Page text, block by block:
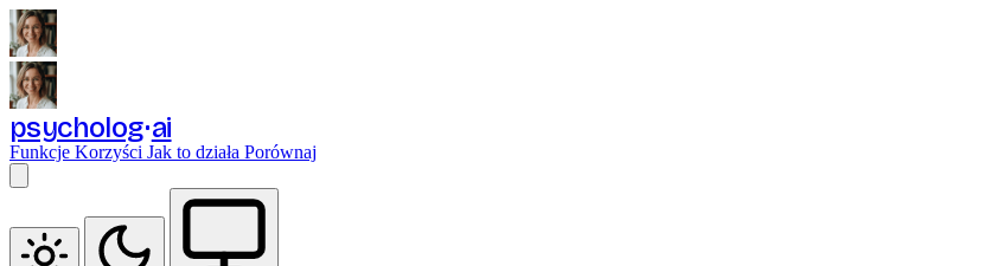
psycholog ai
Funkcje Korzyści Jak to działa Porównaj